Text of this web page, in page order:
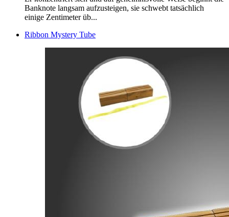
Banknote langsam aufzusteigen, sie schwebt tatsächlich
einige Zentimeter üb...
Ribbon Mystery Tube